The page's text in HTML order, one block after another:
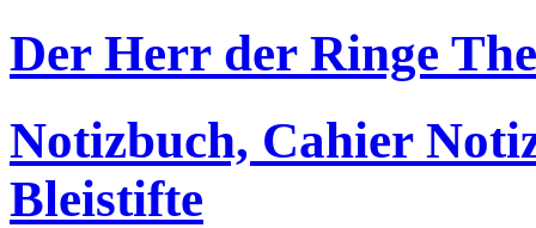
Der Herr der Ringe
Notizbuch, Cahier
Bleistifte